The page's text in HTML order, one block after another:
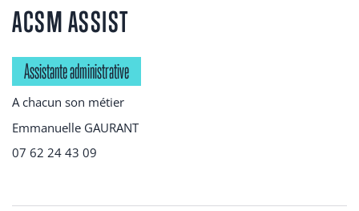
ACSM ASSIST
Assistante administrative
A chacun son métier
Emmanuelle GAURANT
07 62 24 43 09